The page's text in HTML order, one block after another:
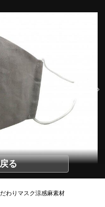
る
わりマスク涼感麻素材